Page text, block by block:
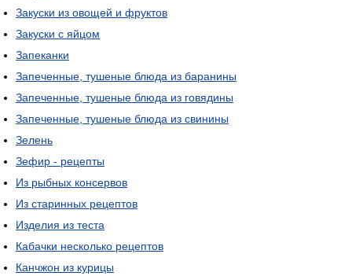
Закуски из овощей и фруктов
Закуски с яйцом
Запеканки
Запеченные, тушеные блюда из баранины
Запеченные, тушеные блюда из говядины
Запеченные, тушеные блюда из свинины
Зелень
Зефир - рецепты
Из рыбных консервов
Из старинных рецептов
Изделия из теста
Кабачки несколько рецептов
Канчжон из курицы